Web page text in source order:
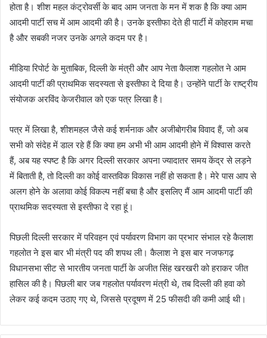
होता है। शीश महल कंट्रोवर्सी के बाद आम जनता के मन में शक है कि क्या आम
आदमी पार्टी सच में आम आदमी की है। उनके इस्तीफा देते ही पार्टी में कोहराम मचा
है और सबकी नजर उनके अगले कदम पर है।
मीडिया रिपोर्ट के मुताबिक, दिल्ली के मंत्री और आप नेता कैलाश गहलोत ने आम
आदमी पार्टी की प्राथमिक सदस्यता से इस्तीफा दे दिया है। उन्होंने पार्टी के राष्ट्रीय
संयोजक अरविंद केजरीवाल को एक पत्र लिखा है।
पत्र में लिखा है, शीशमहल जैसे कई शर्मनाक और अजीबोगरीब विवाद हैं, जो अब
सभी को संदेह में डाल रहे हैं कि क्या हम अभी भी आम आदमी होने में विश्वास करते
हैं, अब यह स्पष्ट है कि अगर दिल्ली सरकार अपना ज्यादातर समय केंद्र से लड़ने
में बिताती है, तो दिल्ली का कोई वास्तविक विकास नहीं हो सकता है। मेरे पास आप से
अलग होने के अलावा कोई विकल्प नहीं बचा है और इसलिए मैं आम आदमी पार्टी की
प्राथमिक सदस्यता से इस्तीफा दे रहा हूं।
पिछली दिल्ली सरकार में परिवहन एवं पर्यावरण विभाग का प्रभार संभाल रहे कैलाश
गहलोत ने इस बार भी मंत्री पद की शपथ ली। कैलाश ने इस बार नजफगढ़
विधानसभा सीट से भारतीय जनता पार्टी के अजीत सिंह खरखरी को हराकर जीत
हासिल की है। पिछली बार जब गहलोत पर्यावरण मंत्री थे, तब दिल्ली की हवा को
लेकर कई कदम उठाए गए थे, जिससे प्रदूषण में 25 फीसदी की कमी आई थी।